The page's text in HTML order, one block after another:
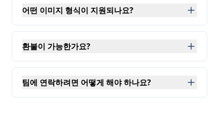
어떤 이미지 형식이 지원되나요?
댄스 생성기는 JPEG, JPG, PNG를 포함한 일반적인 이
환불이 가능한가요?
아니요, 환불을 제공하지 않습니다. 하지만 PiAPI
팀에 연락하려면 어떻게 해야 하나요?
다음 이메일로 연락해 주세요:support@piapi.ai- 제품